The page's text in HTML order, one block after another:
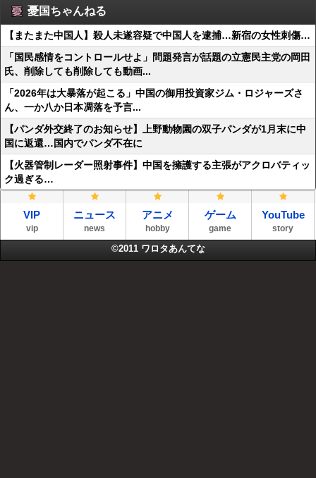
憂国ちゃんねる
【またまた中国人】殺人未遂容疑で中国人を逮捕…新宿の女性刺傷…
「国民感情をコントロールせよ」問題発言が話題の立憲民主党の岡田
氏、削除しても削除しても動画...
「2026年は大暴落が起こる」中国の御用投資家ジム・ロジャーズさ
ん、一か八か日本凋落を予言...
【パンダ外交終了のお知らせ】上野動物園の双子パンダが1月末に中
国に返還…国内でパンダ不在に
【火器管制レーダー照射事件】中国を擁護する主張がアクロバティッ
ク過ぎる…
VIP
vip
ニュース
news
アニメ
hobby
ゲーム
game
YouTube
story
©2011 ワロタあんてな